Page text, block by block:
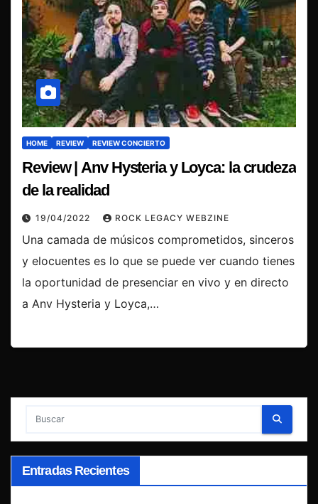
HOME REVIEW REVIEW CONCIERTO
Review | Anv Hysteria y Loyca: la crudeza
de la realidad
19/04/2022 ROCK LEGACY WEBZINE
Una camada de músicos comprometidos, sinceros
y elocuentes es lo que se puede ver cuando tienes
la oportunidad de presenciar en vivo y en directo
a Anv Hysteria y Loyca,…
Entradas Recientes